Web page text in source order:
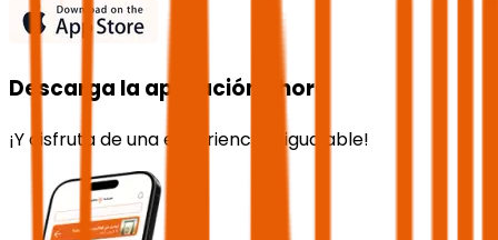
Descarga la aplicación ahora
¡Y disfruta de una experiencia inigualable!